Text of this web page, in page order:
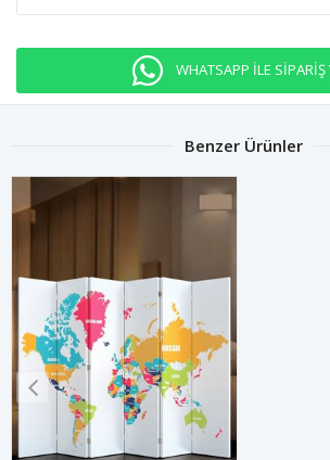
WHATSAPP İLE SİPARİŞ
Benzer Ürünler